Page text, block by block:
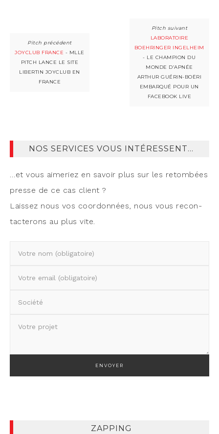
JOYCLUB FRANCE - MLLE
PITCH LANCE LE SITE
LIBERTIN JOYCLUB EN
FRANCE
LABORATOIRE
BOEHRINGER INGELHEIM
- LE CHAMPION DU
MONDE D’APNÉE
ARTHUR GUÉRIN-BOËRI
EMBARQUÉ POUR UN
FACEBOOK LIVE
NOS SERVICES VOUS INTÉRESSENT…
…et vous aime­riez en savoir plus sur les retom­bées
presse de ce cas client ?
Lais­sez nous vos coor­don­nées, nous vous recon­
tac­te­rons au plus vite.
ZAPPING